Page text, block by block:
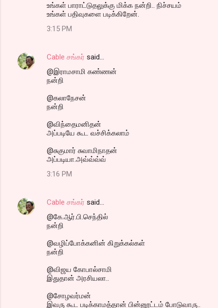
உங்கள் பாராட்டுதலுக்கு மிக்க நன்றி.. நிச்சயம்
உங்கள் பதிவுகளை படிக்கிறேன்.
3:15 PM
Cable சங்கர் said…
@இராமசாமி கண்ணன்
நன்றி
@கலாநேசன்
நன்றி
@விந்தைமனிதன்
அப்படியே கூட வச்சிக்கலாம்
@சுகுமார் சுவாமிநாதன்
அப்படியா.அவ்வ்வ்வ்
3:16 PM
Cable சங்கர் said…
@கே.ஆர்.பி.செந்தில்
நன்றி
@வழிப்போக்கனின் கிறுக்கல்கள்
நன்றி
@விஜய கோபால்சாமி
இதுதான் அரசியலா..
@சோழவர்மன்
இவரு கூட படிக்காமத்தான் பின்னூட்டம் போடுவாரு..